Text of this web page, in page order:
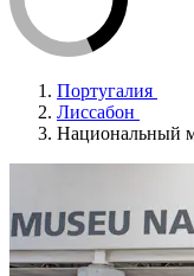
Португалия
Лиссабон
Национальный